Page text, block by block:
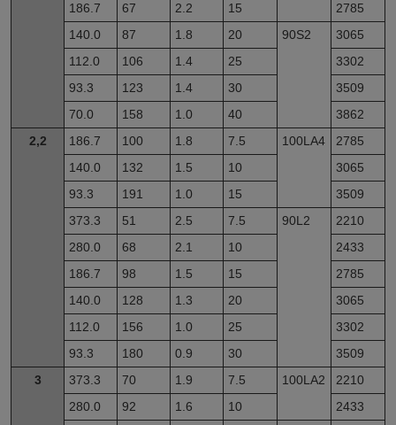
186.7
67 2.2 15
2785
140.0
87 1.8 20 90S2
3065
112.0
106 1.4 25
3302
93.3
123 1.4 30
3509
70.0
158 1.0 40
3862
2,2
186.7 100 1.8 7.5 100LA4
2785
140.0
132 1.5 10
3065
93.3
191 1.0 15
3509
373.3
51 2.5 7.5 90L2
2210
280.0
68 2.1 10
2433
186.7
98 1.5 15
2785
140.0
128 1.3 20
3065
112.0
156 1.0 25
3302
93.3
180 0.9 30
3509
3
373.3 70 1.9 7.5 100LA2
2210
280.0
92 1.6 10
2433